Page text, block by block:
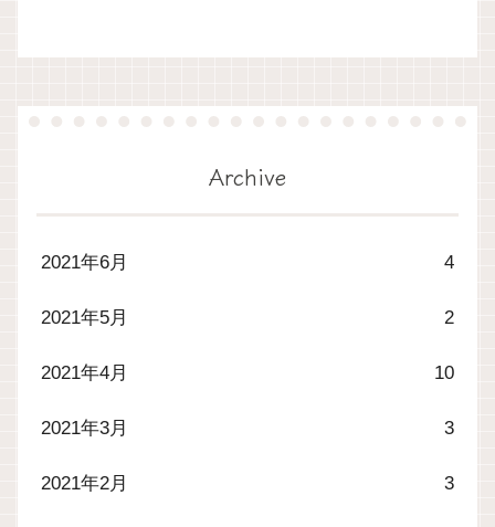
Archive
2021年6月 4
2021年5月 2
2021年4月 10
2021年3月 3
2021年2月 3